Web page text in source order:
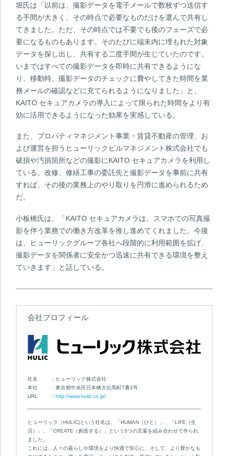
堀氏は「以前は、撮影データを電子メールで数枚ずつ送信す
る手間が大きく、その時点で必要なものだけを選んで共有し
てきました。ただ、その時点では不要でも後のフェーズで必
要になるものもあります。そのたびに端末内に埋もれた対象
データを探し出し、共有する二度手間が生じていたのです。
いまではすべての撮影データを即時に共有できるようにな
り、移動時、撮影データのチェックに費やしてきた時間を業
務メールの確認などに充てられるようになりました」と、
KAITO セキュアカメラの導入によって限られた時間をより有
効に活用できるようになった効果を実感している。
また、プロパティマネジメント事業・賃貸不動産の管理、お
よび運営を担うヒューリックビルマネジメント株式会社でも
破損や汚損箇所などの撮影にKAITO セキュアカメラを利用し
ている。改修、修繕工事の委託先と撮影データを事前に共有
すれば、その後の業務上のやり取りを円滑に進められるため
だ。
小板橋氏は、「KAITO セキュアカメラは、スマホでの写真撮
影を伴う業務での働き方改革を推し進めてくれました。今後
は、ヒューリックグループ各社へ段階的に利用範囲を拡げ、
撮影データを関係者に安全かつ迅速に共有できる環境を整え
ていきます」と話している。
会社プロフィール
社名
ヒューリック株式会社
本社
東京都中央区日本橋大伝馬町7番3号
URL
http://www.hulic.co.jp/
ヒューリック（HULIC)という社名は、「HUMAN（ひと）」、「LIFE（生
活）」、「CREATE（創造する）」という3つの言葉を組み合わせて作られ
ました。
これには、人々の暮らしや環境をより快適で安心に、そして、より豊かなも